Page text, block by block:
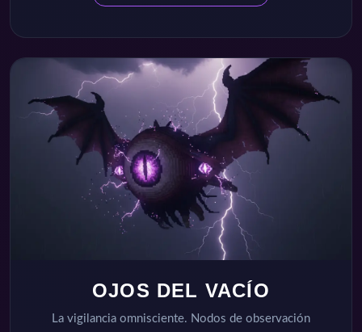
OJOS DEL VACÍO
La vigilancia omnisciente. Nodos de observación